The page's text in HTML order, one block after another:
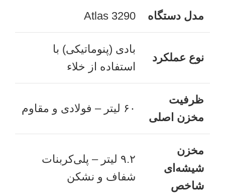
مدل دستگاه Atlas 3290
نوع عملکرد
بادی (پنوماتیکی) با
استفاده از خلاء
ظرفیت
مخزن اصلی
۶۰ لیتر – فولادی و مقاوم
مخزن
شیشه‌ای
شاخص
۹.۲ لیتر – پلی‌کربنات
شفاف و نشکن